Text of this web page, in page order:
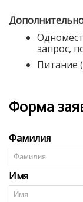
запрос,
Питание
Форма
Фамилия
Имя